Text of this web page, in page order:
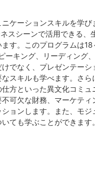
ケーションスキルを学び
スシーンで活用できる、
す。このプログラムは18
ーキング、リーディング
でなく、プレゼンテーシ
スキルも学べます。さら
方といった異文化コミュ
可欠な財務、マーケティ
ョンします。また、モジ
ても学ぶことができます。